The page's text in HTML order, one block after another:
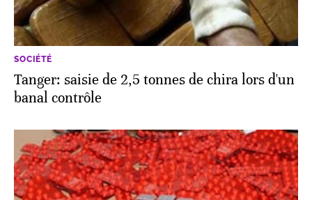
SOCIÉTÉ
Tanger: saisie de 2,5 tonnes de chira lors d'un
banal contrôle